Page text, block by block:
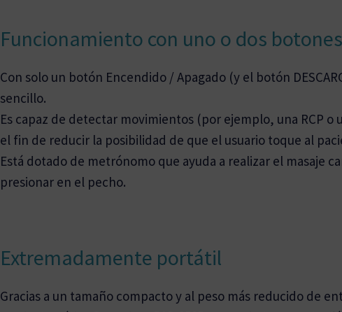
Funcionamiento con uno o dos botones
Con solo un botón Encendido / Apagado (y el botón
sencillo.
Es capaz de detectar movimientos (por ejemplo, una RCP
el fin de reducir la posibilidad de que el usuario toque al
Está dotado de metrónomo que ayuda a realizar el masaje
presionar en el pecho.
Extremadamente portátil
Gracias a un tamaño compacto y al peso más reducido de